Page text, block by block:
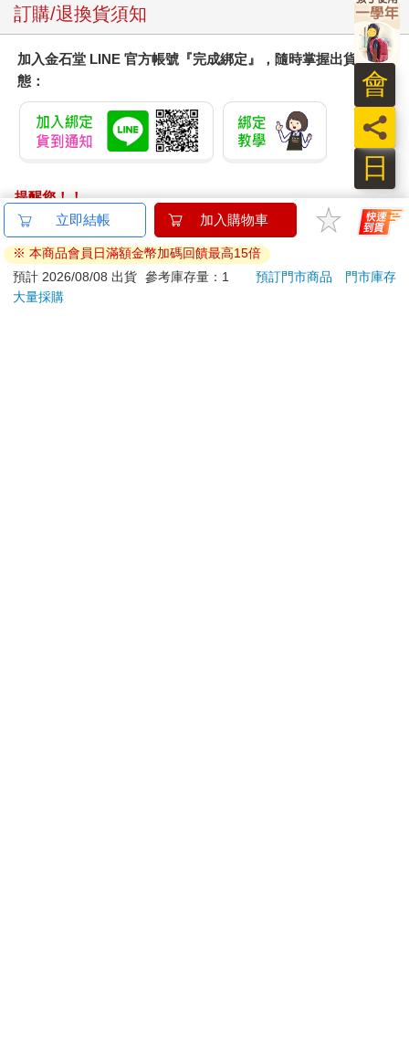
訂購/退換貨須知
加入金石堂 LINE 官方帳號『完成綁定』，隨時掌握出貨動
態：
提醒您！！
金石堂及銀行均不會請您操作ATM! 如接獲電話要求您前往
ATM提款機，請不要聽從指示，以免受騙上當！
退換貨須知：
**提醒您，鑑賞期不等於試用期，退回商品須為全新狀態**
立即結帳 加入購物車
※ 本商品會員日滿額金幣加碼回饋最高15倍
預計 2026/08/08 出貨 參考庫存量：1 預訂門市商品
門市庫存
大量採購
日
員
會